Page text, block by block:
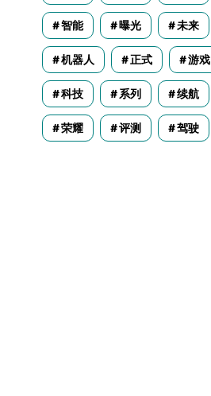
智能 曝光 未来
机器人 正式 游戏
科技 系列 续航
荣耀 评测 驾驶